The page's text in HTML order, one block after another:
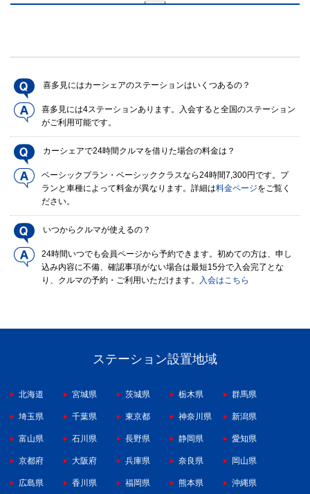
喜多見にはカーシェアのステーションはいくつあるの？
喜多見には4ステーションあります。入会すると全国のステーション
がご利用可能です。
カーシェアで24時間クルマを借りた場合の料金は？
ベーシックプラン・ベーシッククラスなら24時間7,300円です。プ
ランと車種によって料金が異なります。詳細は料金ページをご覧く
ださい。
いつからクルマが使えるの？
24時間いつでも会員ページから予約できます。初めての方は、申し
込み内容に不備、確認事項がない場合は最短15分で入会完了とな
り、クルマの予約・ご利用いただけます。
入会はこちら
ステーション設置地域
北海道 宮城県 茨城県 栃木県 群馬県
埼玉県 千葉県 東京都 神奈川県 新潟県
富山県 石川県 長野県 静岡県 愛知県
京都府 大阪府 兵庫県 奈良県 岡山県
広島県 香川県 福岡県 熊本県 沖縄県